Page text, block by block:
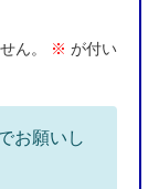
ん。 ※ が付い
お願いし